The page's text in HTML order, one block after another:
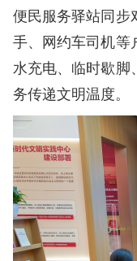
便民服务驿站同步
手、网约车司机等
水充电、临时歇脚
务传递文明温度。